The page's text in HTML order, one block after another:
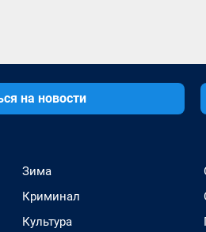
на новости
Зима
Криминал
Культура